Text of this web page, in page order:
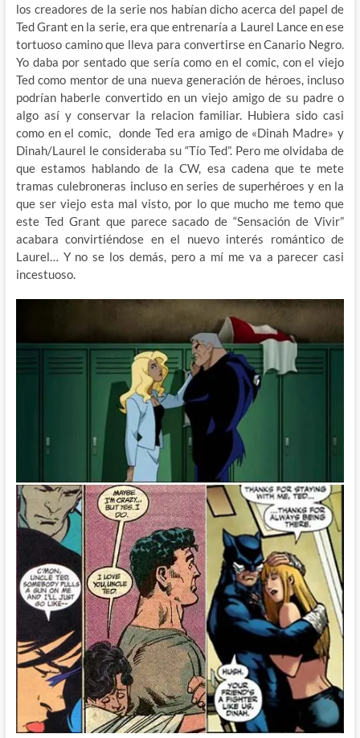
los creadores de la serie nos habían dicho acerca del papel de
Ted Grant en la serie, era que entrenaría a Laurel Lance en ese
tortuoso camino que lleva para convertirse en Canario Negro.
Yo daba por sentado que sería como en el comic, con el viejo
Ted como mentor de una nueva generación de héroes, incluso
podrían haberle convertido en un viejo amigo de su padre o
algo así y conservar la relacion familiar. Hubiera sido casi
como en el comic, donde Ted era amigo de «Dinah Madre» y
Dinah/Laurel le consideraba su “Tío Ted”. Pero me olvidaba de
que estamos hablando de la CW, esa cadena que te mete
tramas culebroneras incluso en series de superhéroes y en la
que ser viejo esta mal visto, por lo que mucho me temo que
este Ted Grant que parece sacado de “Sensación de Vivir”
acabara convirtiéndose en el nuevo interés romántico de
Laurel… Y no se los demás, pero a mí me va a parecer casi
incestuoso.